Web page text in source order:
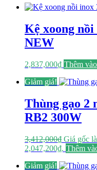
Kệ xoong nồi
NEW
2,837,000₫ Thêm
Giảm giá!
Thùng gạo 2
RB2 300W
3,412,000₫ Giá gốc
2,047,200₫. Thêm
Giảm giá!